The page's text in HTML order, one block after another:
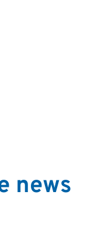
news